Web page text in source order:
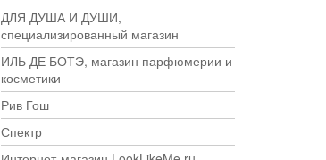
ДЛЯ ДУША И ДУШИ,
специализированный магазин
ИЛЬ ДЕ БОТЭ, магазин парфюмерии и
косметики
Рив Гош
Спектр